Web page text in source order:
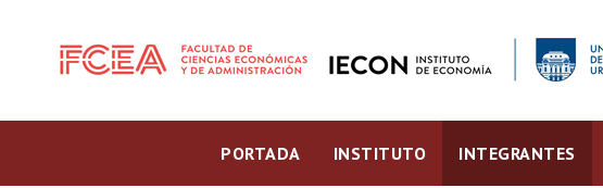
PORTADA INSTITUTO INTEGRANTES